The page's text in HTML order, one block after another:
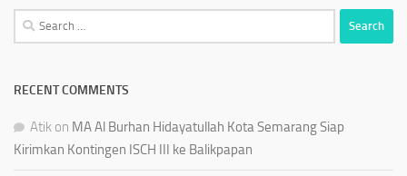
Search
for:
RECENT COMMENTS
Atik on MA Al Burhan Hidayatullah Kota Semarang Siap
Kirimkan Kontingen ISCH III ke Balikpapan